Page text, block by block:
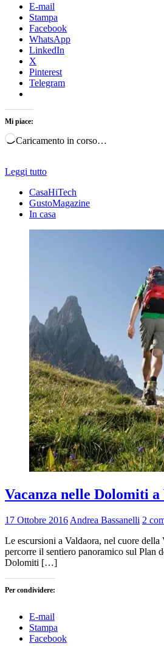
E-mail
Stampa
Facebook
WhatsApp
LinkedIn
X
Pinterest
Telegram
Mi piace:
Caricamento in corso…
Leggi tutto
CasaHiTech
GustoMagazine
In casa
Vacanza nelle Dolomiti
17 Ottobre 2016 Andrea Bassanelli 2
Le escursioni a Valdaora, nel cuore
percorre il sentiero panoramico sul Plan
Dolomiti […]
Per condividere:
E-mail
Stampa
Facebook